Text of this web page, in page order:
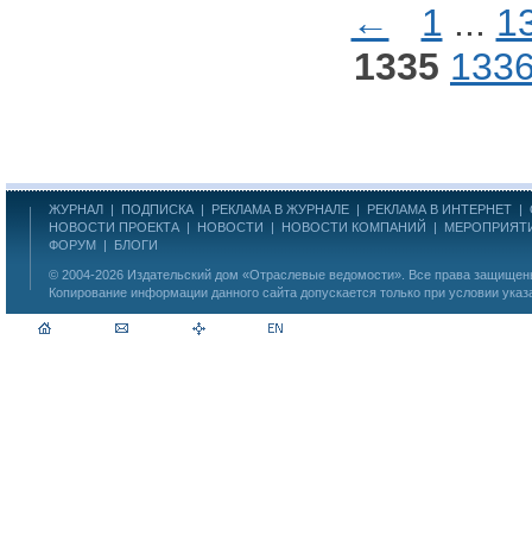
← 1 ...
1335
ЖУРНАЛ | ПОДПИСКА | РЕКЛАМА В ЖУРНАЛЕ | РЕКЛАМА В ИНТЕРНЕТ |
НОВОСТИ ПРОЕКТА | НОВОСТИ | НОВОСТИ КОМПАНИЙ |
ФОРУМ | БЛОГИ
© 2004-2026 Издательский дом «Отраслевые ведомости» . Все права
Копирование информации данного сайта допускается только при условии